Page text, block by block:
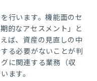
行います。機能面のセ
的なアセスメント」と
ば、資産の見直しの中
る必要がないことが判
に関連する業務（収
ます。